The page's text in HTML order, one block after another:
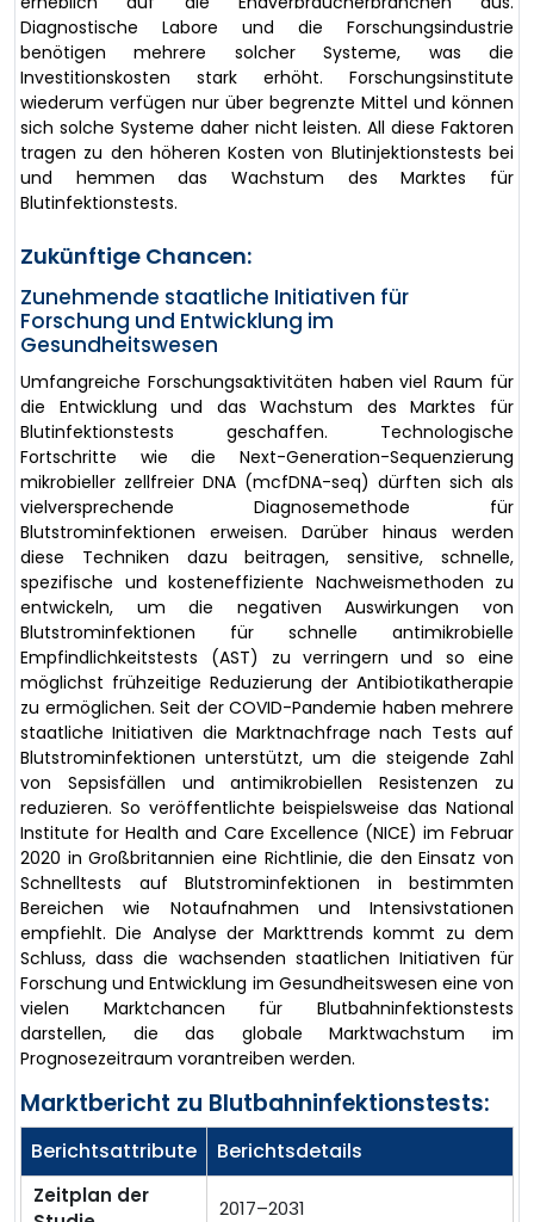
Diagnostische Labore und die Forschungsindustrie
benötigen mehrere solcher Systeme, was die
Investitionskosten stark erhöht. Forschungsinstitute
wiederum verfügen nur über begrenzte Mittel und können
sich solche Systeme daher nicht leisten. All diese Faktoren
tragen zu den höheren Kosten von Blutinjektionstests bei
und hemmen das Wachstum des Marktes für
Blutinfektionstests.
Zukünftige Chancen:
Zunehmende staatliche Initiativen für
Forschung und Entwicklung im
Gesundheitswesen
Umfangreiche Forschungsaktivitäten haben viel Raum für
die Entwicklung und das Wachstum des Marktes für
Blutinfektionstests geschaffen. Technologische
Fortschritte wie die Next-Generation-Sequenzierung
mikrobieller zellfreier DNA (mcfDNA-seq) dürften sich als
vielversprechende Diagnosemethode für
Blutstrominfektionen erweisen. Darüber hinaus werden
diese Techniken dazu beitragen, sensitive, schnelle,
spezifische und kosteneffiziente Nachweismethoden zu
entwickeln, um die negativen Auswirkungen von
Blutstrominfektionen für schnelle antimikrobielle
Empfindlichkeitstests (AST) zu verringern und so eine
möglichst frühzeitige Reduzierung der Antibiotikatherapie
zu ermöglichen. Seit der COVID-Pandemie haben mehrere
staatliche Initiativen die Marktnachfrage nach Tests auf
Blutstrominfektionen unterstützt, um die steigende Zahl
von Sepsisfällen und antimikrobiellen Resistenzen zu
reduzieren. So veröffentlichte beispielsweise das National
Institute for Health and Care Excellence (NICE) im Februar
2020 in Großbritannien eine Richtlinie, die den Einsatz von
Schnelltests auf Blutstrominfektionen in bestimmten
Bereichen wie Notaufnahmen und Intensivstationen
empfiehlt. Die Analyse der Markttrends kommt zu dem
Schluss, dass die wachsenden staatlichen Initiativen für
Forschung und Entwicklung im Gesundheitswesen eine von
vielen Marktchancen für Blutbahninfektionstests
darstellen, die das globale Marktwachstum im
Prognosezeitraum vorantreiben werden.
Marktbericht zu Blutbahninfektionstests:
Berichtsattribute Berichtsdetails
Zeitplan der
2017–2031